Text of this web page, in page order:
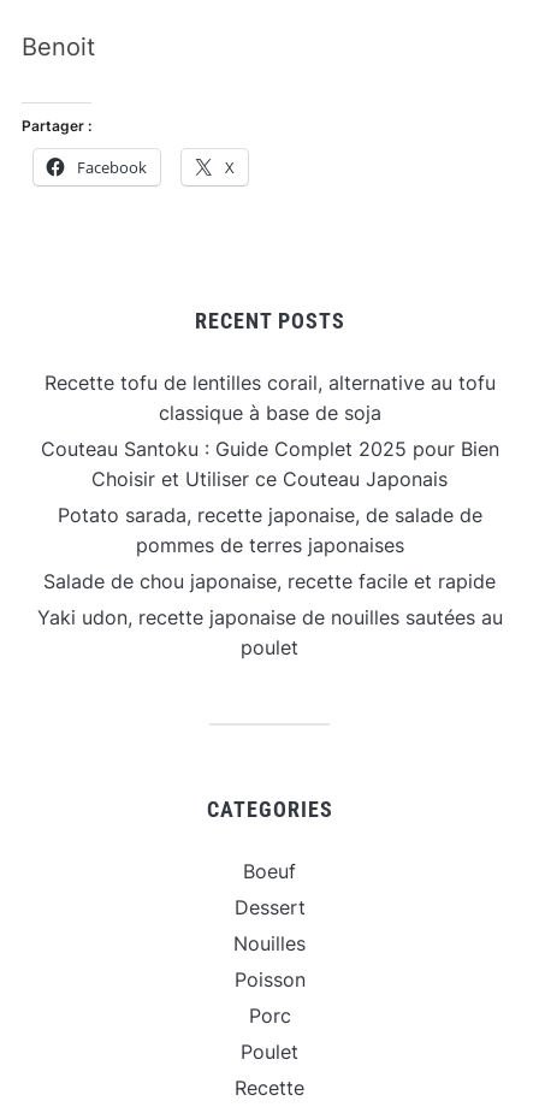
Benoit
Partager :
Facebook X
RECENT POSTS
Recette tofu de lentilles corail, alternative au tofu
classique à base de soja
Couteau Santoku : Guide Complet 2025 pour Bien
Choisir et Utiliser ce Couteau Japonais
Potato sarada, recette japonaise, de salade de
pommes de terres japonaises
Salade de chou japonaise, recette facile et rapide
Yaki udon, recette japonaise de nouilles sautées au
poulet
CATEGORIES
Boeuf
Dessert
Nouilles
Poisson
Porc
Poulet
Recette